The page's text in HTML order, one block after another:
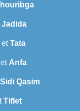
Jadida
Tata
et Anfa
Sidi Qasim
Tiflet